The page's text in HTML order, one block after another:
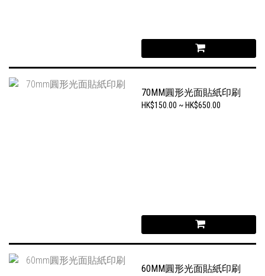
70MM圓形光面貼紙印刷
HK$150.00 ~ HK$650.00
60MM圓形光面貼紙印刷